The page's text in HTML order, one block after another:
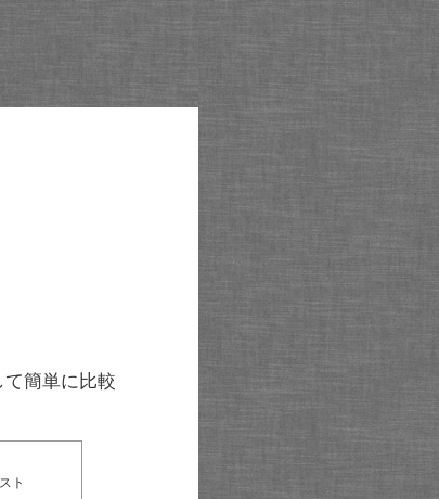
簡単に比較
ト